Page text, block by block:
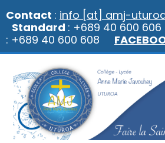
Contact : info [at] amj-
Standard : +689 40 600
: +689 40 600 608